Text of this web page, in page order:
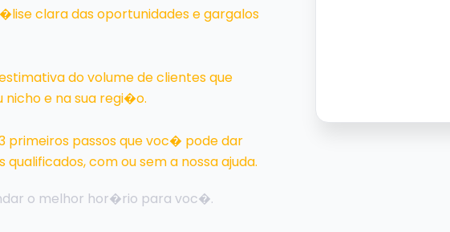
clara das oportunidades e gargalos
do volume de clientes que
e na sua regi�o.
primeiros passos que voc� pode dar
com ou sem a nossa ajuda.
o melhor hor�rio para voc�.